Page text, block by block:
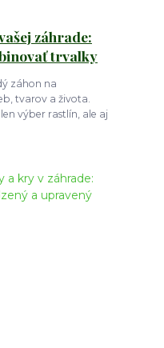
záhrade:
trvalky
záhon na
tvarov a života.
výber rastlín, ale aj